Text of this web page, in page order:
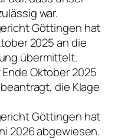
war.
Göttingen hat
2025 an die
übermittelt.
Oktober 2025
die Klage
Göttingen hat
2026 abgewiesen.